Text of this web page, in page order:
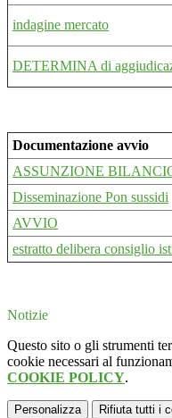
indagine mercato
DETERMINA di
Documentazione avvio
ASSUNZIONE
Disseminazione Pon sussidi
AVVIO
estratto delibera consiglio
Notizie
Questo sito o gli strumenti
cookie necessari al
COOKIE POLICY.
Personalizza Rifiuta tutti i